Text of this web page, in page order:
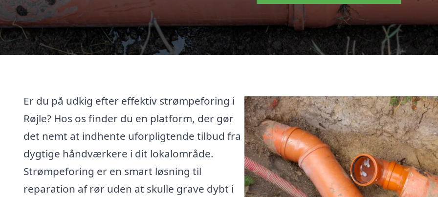
Er du på udkig efter effektiv strømpeforing i
Røjle? Hos os finder du en platform, der gør
det nemt at indhente uforpligtende tilbud fra
dygtige håndværkere i dit lokalområde.
Strømpeforing er en smart løsning til
reparation af rør uden at skulle grave dybt i